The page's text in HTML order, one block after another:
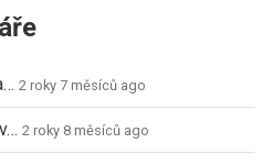
2 roky 7 měsíců ago
2 roky 8 měsíců ago